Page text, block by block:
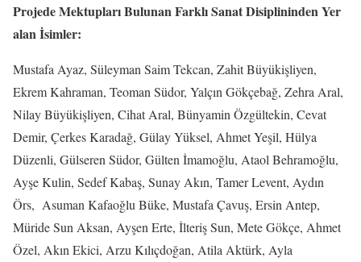
Projede Mektupları Bulunan Farklı Sanat Disiplininden Yer
alan İsimler:
Mustafa Ayaz, Süleyman Saim Tekcan, Zahit Büyükişliyen,
Ekrem Kahraman, Teoman Südor, Yalçın Gökçebağ, Zehra Aral,
Nilay Büyükişliyen, Cihat Aral, Bünyamin Özgültekin, Cevat
Demir, Çerkes Karadağ, Gülay Yüksel, Ahmet Yeşil, Hülya
Düzenli, Gülseren Südor, Gülten İmamoğlu, Ataol Behramoğlu,
Ayşe Kulin, Sedef Kabaş, Sunay Akın, Tamer Levent, Aydın
Örs, Asuman Kafaoğlu Büke, Mustafa Çavuş, Ersin Antep,
Müride Sun Aksan, Ayşen Erte, İlteriş Sun, Mete Gökçe, Ahmet
Özel, Akın Ekici, Arzu Kılıçdoğan, Atila Aktürk, Ayla